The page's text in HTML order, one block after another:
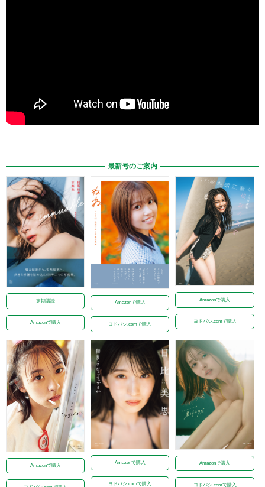
最新号のご案内
定期購読
Amazonで購入
Amazonで購入
ヨドバシ.comで購入
Amazonで購入
ヨドバシ.comで購入
Amazonで購入
Amazonで購入
ヨドバシ.comで購入
Amazonで購入
ヨドバシ.comで購入